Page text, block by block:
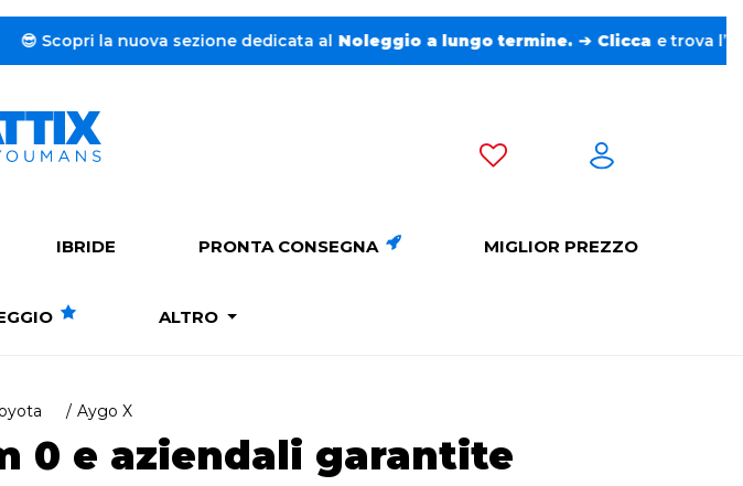
la nuova sezione dedicata al Noleggio a lungo termine. ➔ Clicca e trova l’auto
IBRIDE PRONTA CONSEGNA MIGLIOR PREZZO
ALTRO
Aygo X
0 e aziendali garantite